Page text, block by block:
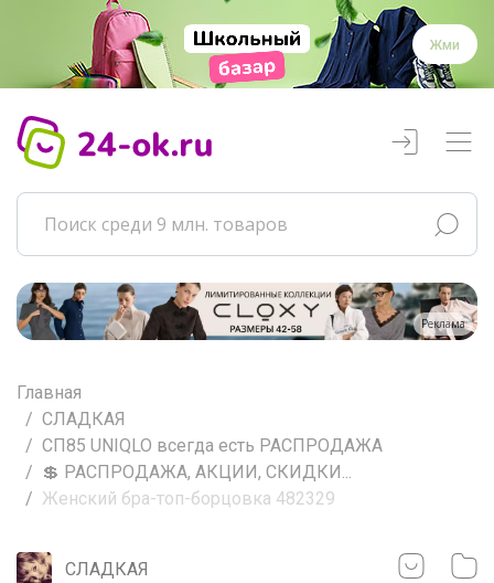
Жми
Реклама
Главная
СЛАДКАЯ
СП85 UNIQLO всегда есть РАСПРОДАЖА
💲 РАСПРОДАЖА, АКЦИИ, СКИДКИ...
Женский бра-топ-борцовка 482329
СЛАДКАЯ